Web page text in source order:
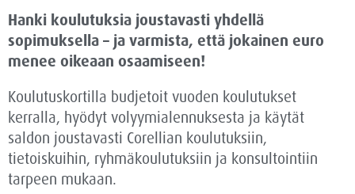
Hanki koulutuksia joustavasti yhdellä
sopimuksella – ja varmista, että jokainen euro
menee oikeaan osaamiseen!
Koulutuskortilla budjetoit vuoden koulutukset
kerralla, hyödyt volyymialennuksesta ja käytät
saldon joustavasti Corellian koulutuksiin,
tietoiskuihin, ryhmäkoulutuksiin ja konsultointiin
tarpeen mukaan.